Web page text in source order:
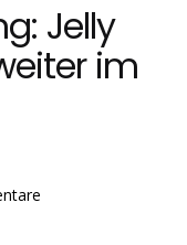
Jelly
im